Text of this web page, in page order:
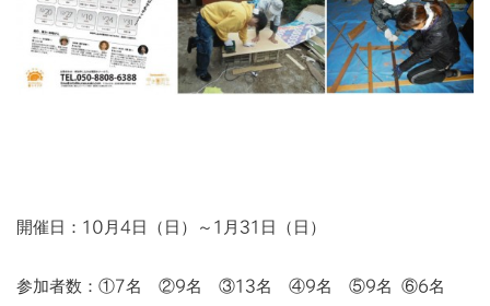
開催日：10月4日（日）～1月31日（日）
参加者数：①7名 ②9名 ③13名 ④9名 ⑤9名 ⑥6名